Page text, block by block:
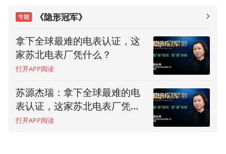
珠海市鼎胜胶粘塑料环保科技有限公司-外景
鼎，决胜千里。而当初，鼎胜是如何走上降
解之路的？背后又隐藏着哪些成长密码？故
《隐形冠军》
拿下全球最难的电表认证，这
家苏北电表厂凭什么？
打开APP阅读
苏源杰瑞：拿下全球最难的电
表认证，这家苏北电表厂凭什
么？(上）
打开APP阅读